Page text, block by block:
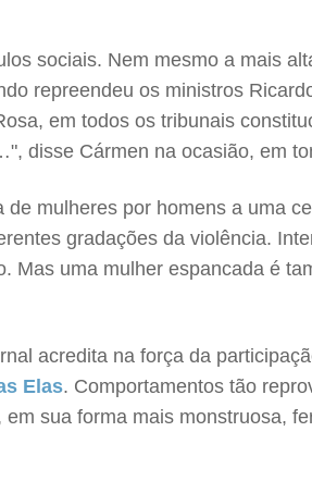
sociais. Nem mesmo a mais
repreendeu os ministros
em todos os tribunais
disse Cármen na ocasião, em
mulheres por homens a uma
gradações da violência.
Mas uma mulher espancada é
acredita na força da
Elas. Comportamentos tão
sua forma mais monstruosa,